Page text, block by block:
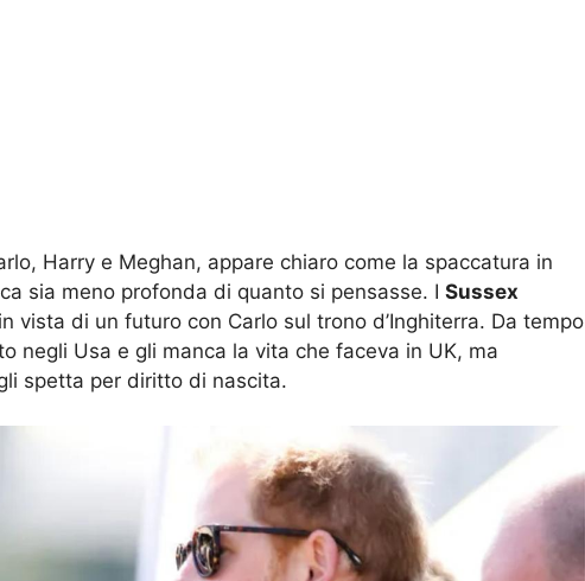
Harry e Meghan, appare chiaro come la spaccatura in
sia meno profonda di quanto si pensasse. I Sussex
vista di un futuro con Carlo sul trono d’Inghiterra. Da tempo
negli Usa e gli manca la vita che faceva in UK, ma
spetta per diritto di nascita.